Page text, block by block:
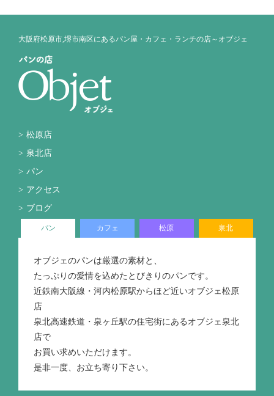
大阪府松原市,堺市南区にあるパン屋・カフェ・ランチの店～オブジェ
松原店
泉北店
パン
アクセス
ブログ
パン カフェ 松原 泉北
オブジェのパンは厳選の素材と、
たっぷりの愛情を込めたとびきりのパンです。
近鉄南大阪線・河内松原駅からほど近いオブジェ松原
店
泉北高速鉄道・泉ヶ丘駅の住宅街にあるオブジェ泉北
店で
お買い求めいただけます。
是非一度、お立ち寄り下さい。